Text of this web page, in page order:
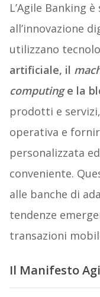
L’Agile Banking
all’innovazione
utilizzano
artificiale, il
computinge la
prodotti e
operativa e
personalizzata
conveniente.
alle banche di
tendenze
transazioni
Il Manifesto